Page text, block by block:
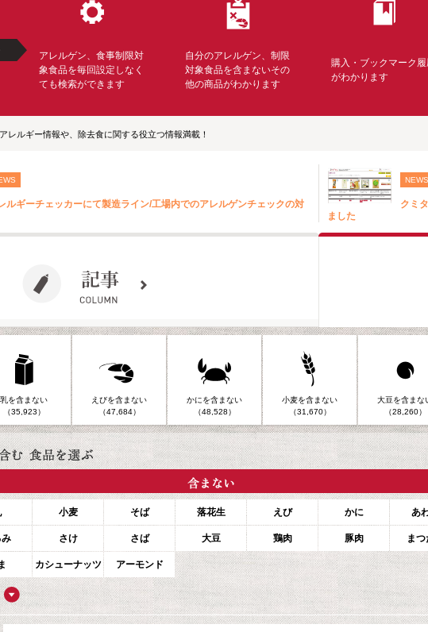
アレルゲン、食事制限対
象食品を毎回設定しなく
ても検索ができます
自分のアレルゲン、制限
対象食品を含まないその
他の商品がわかります
購入・ブックマーク
がわかります
アレルギー情報や、除去食に関する役立つ情報満載！
ルギーチェッカーにて製造ライン/工場内でのアレルゲンチェックの対
NEWS
クミ
ました
乳を含まない
（35,923）
えびを含まない
（47,684）
かにを含まない
（48,528）
小麦を含まない
（31,670）
大豆を含まな
（28,260）
小麦 そば 落花生 えび かに あ
み さけ さば 大豆 鶏肉 豚肉 ま
カシューナッツ アーモンド